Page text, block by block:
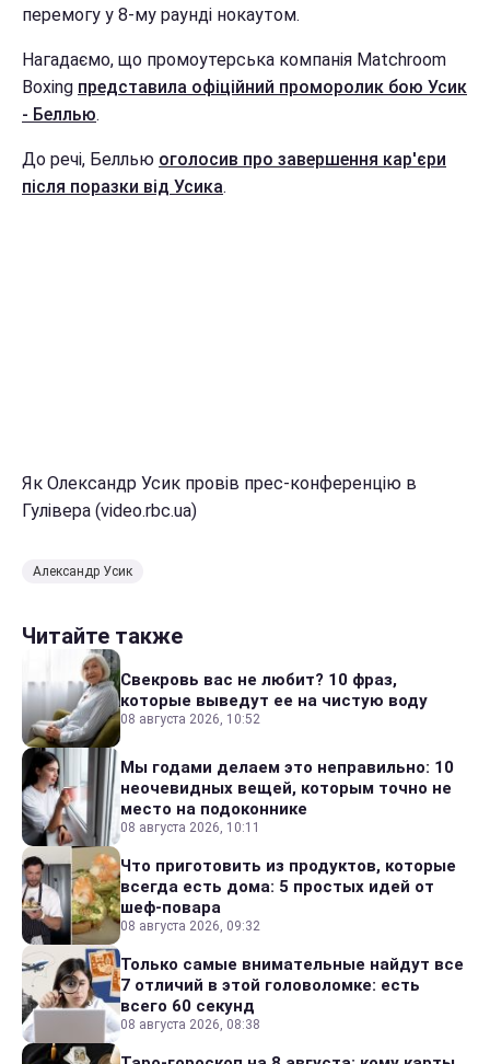
перемогу у 8-му раунді нокаутом.
Нагадаємо, що промоутерська компанія Matchroom
Boxing представила офіційний проморолик бою Усик
- Беллью.
До речі, Беллью оголосив про завершення кар'єри
після поразки від Усика.
Як Олександр Усик провів прес-конференцію в
Гулівера (video.rbc.ua)
Александр Усик
Читайте также
Свекровь вас не любит? 10 фраз,
которые выведут ее на чистую воду
08 августа 2026, 10:52
Мы годами делаем это неправильно: 10
неочевидных вещей, которым точно не
место на подоконнике
08 августа 2026, 10:11
Что приготовить из продуктов, которые
всегда есть дома: 5 простых идей от
шеф-повара
08 августа 2026, 09:32
Только самые внимательные найдут все
7 отличий в этой головоломке: есть
всего 60 секунд
08 августа 2026, 08:38